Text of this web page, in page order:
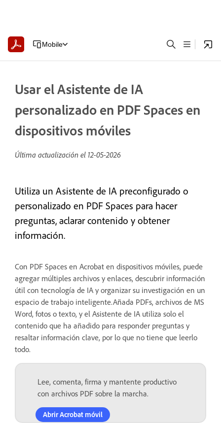
Mobile
Usar el Asistente de IA
personalizado en PDF Spaces en
dispositivos móviles
Última actualización el 12-05-2026
Utiliza un Asistente de IA preconfigurado o
personalizado en PDF Spaces para hacer
preguntas, aclarar contenido y obtener
información.
Con PDF Spaces en Acrobat en dispositivos móviles, puede
agregar múltiples archivos y enlaces, descubrir información
útil con tecnología de IA y organizar su investigación en un
espacio de trabajo inteligente.Añada PDFs, archivos de MS
Word, fotos o texto, y el Asistente de IA utiliza solo el
contenido que ha añadido para responder preguntas y
resaltar información clave, por lo que no tiene que leerlo
todo.
Lee, comenta, firma y mantente productivo
con archivos PDF sobre la marcha.
Abrir Acrobat móvil